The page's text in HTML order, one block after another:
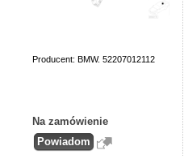
Producent: BMW. 52207012112
Na zamówienie